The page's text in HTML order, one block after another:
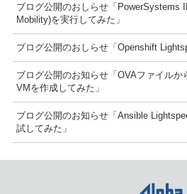
ブログ公開のおしらせ「PowerSystems
Mobility)を実行してみた」
ブログ公開のおしらせ「Openshift
ブログ公開のお知らせ「OVAファイル
VMを作成してみた」
ブログ公開のお知らせ「Ansible
試してみた」